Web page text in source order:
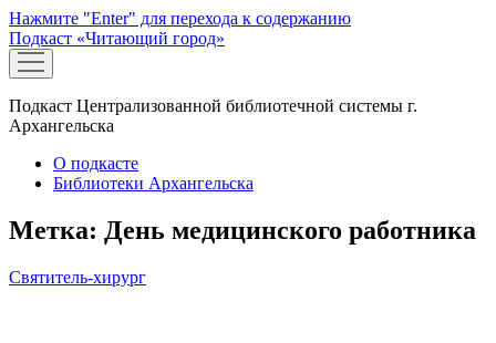
Нажмите "Enter" для перехода к содержанию
Подкаст «Читающий город»
открыть
меню
Подкаст Централизованной библиотечной системы г.
Архангельска
О подкасте
Библиотеки Архангельска
Метка: День медицинского работника
Святитель-хирург